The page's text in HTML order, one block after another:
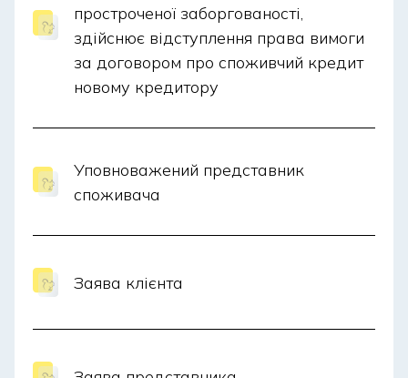
простроченої заборгованості,
здійснює відступлення права вимоги
за договором про споживчий кредит
новому кредитору
Уповноважений представник
споживача
Заява клієнта